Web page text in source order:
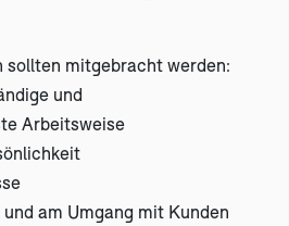
sollten mitgebracht werden:
und
Arbeitsweise
am Umgang mit Kunden